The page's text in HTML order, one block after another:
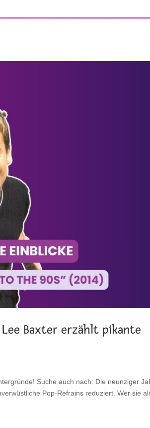
Baxter erzählt pikante
Suche auch nach: Die neunziger
Pop-Refrains reduziert. Wer sie